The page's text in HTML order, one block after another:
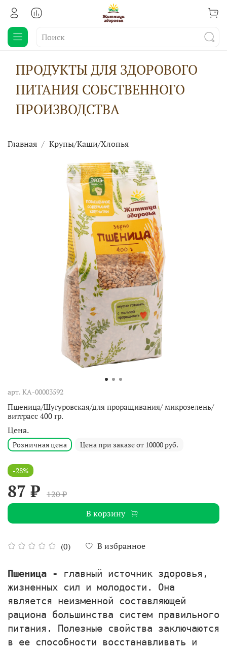
ПРОДУКТЫ ДЛЯ ЗДОРОВОГО
ПИТАНИЯ СОБСТВЕННОГО
ПРОИЗВОДСТВА
Главная Крупы/Каши/Хлопья
арт. КА-00003592
Пшеница/Шугуровская/для проращивания/ микрозелень/
витграсс 400 гр.
(0) В избранное
Цена.
Розничная цена Цена при заказе от 10000 руб.
-28%
87 ₽
120 ₽
В корзину
Пшеница - главный источник здоровья,
жизненных сил и молодости. Она
является неизменной составляющей
рациона большинства систем правильного
питания. Полезные свойства заключаются
в ее способности восстанавливать и